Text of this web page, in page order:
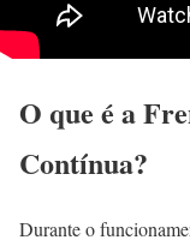
O que é a
Contínua?
Durante o